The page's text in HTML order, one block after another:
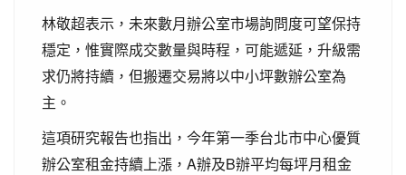
林敬超表示，未來數月辦公室市場詢問度可望保持
穩定，惟實際成交數量與時程，可能遞延，升級需
求仍將持續，但搬遷交易將以中小坪數辦公室為
主。
這項研究報告也指出，今年第一季台北市中心優質
辦公室租金持續上漲，A辦及B辦平均每坪月租金